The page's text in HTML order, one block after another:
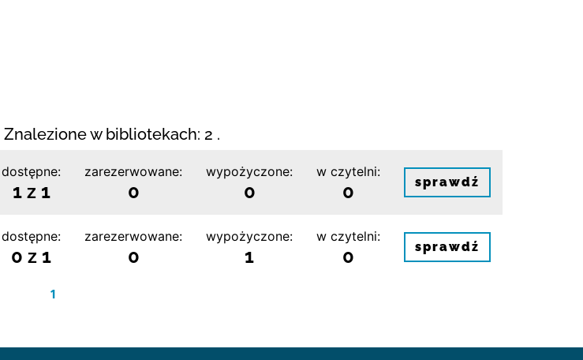
Znalezione w bibliotekach: 2 .
dostępne:
1 z 1
zarezerwowane:
0
wypożyczone:
0
w czytelni:
0 sprawdź
dostępne:
0 z 1
zarezerwowane:
0
wypożyczone:
1
w czytelni:
0 sprawdź
1